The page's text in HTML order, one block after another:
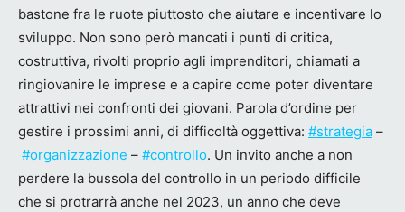
bastone fra le ruote piuttosto che aiutare e incentivare lo
sviluppo. Non sono però mancati i punti di critica,
costruttiva, rivolti proprio agli imprenditori, chiamati a
ringiovanire le imprese e a capire come poter diventare
attrattivi nei confronti dei giovani. Parola d’ordine per
gestire i prossimi anni, di difficoltà oggettiva: #strategia –
#organizzazione – #controllo. Un invito anche a non
perdere la bussola del controllo in un periodo difficile
che si protrarrà anche nel 2023, un anno che deve